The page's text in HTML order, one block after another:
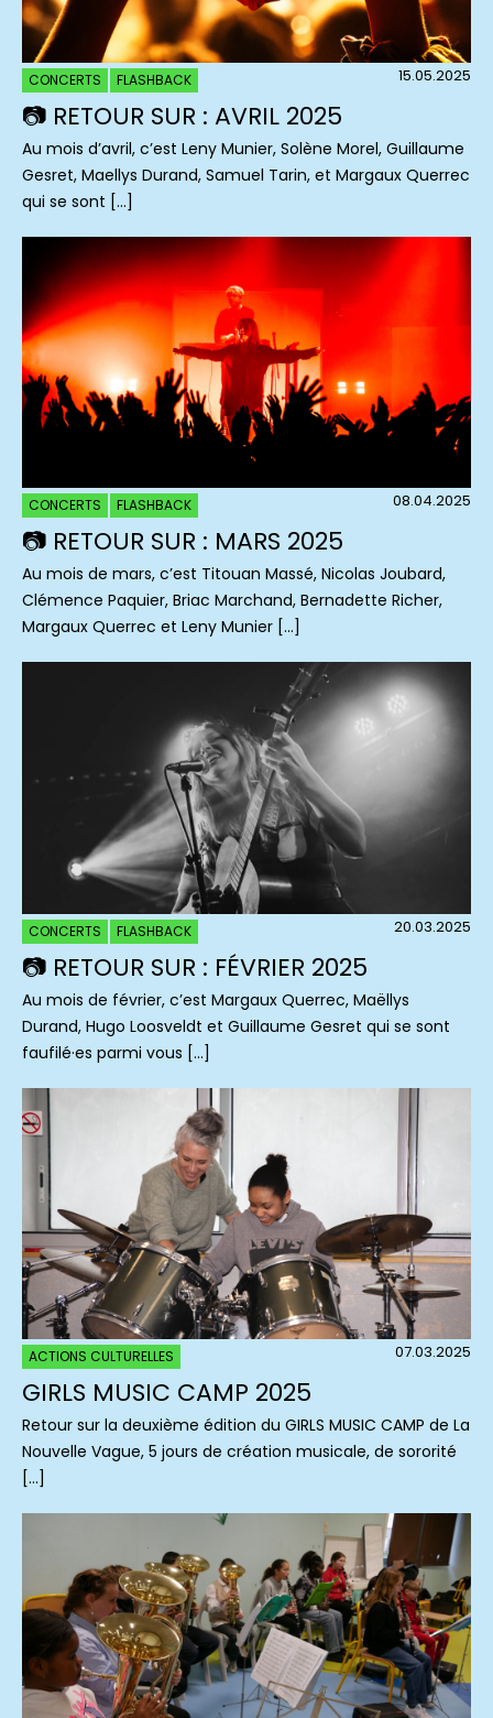
CONCERTS FLASHBACK 15.05.2025
📷 RETOUR SUR : AVRIL 2025
Au mois d’avril, c’est Leny Munier, Solène Morel, Guillaume
Gesret, Maellys Durand, Samuel Tarin, et Margaux Querrec
qui se sont […]
CONCERTS FLASHBACK 08.04.2025
📷 RETOUR SUR : MARS 2025
Au mois de mars, c’est Titouan Massé, Nicolas Joubard,
Clémence Paquier, Briac Marchand, Bernadette Richer,
Margaux Querrec et Leny Munier […]
CONCERTS FLASHBACK 20.03.2025
📷 RETOUR SUR : FÉVRIER 2025
Au mois de février, c’est Margaux Querrec, Maëllys
Durand, Hugo Loosveldt et Guillaume Gesret qui se sont
faufilé·es parmi vous […]
ACTIONS CULTURELLES 07.03.2025
GIRLS MUSIC CAMP 2025
Retour sur la deuxième édition du GIRLS MUSIC CAMP de La
Nouvelle Vague, 5 jours de création musicale, de sororité
[…]